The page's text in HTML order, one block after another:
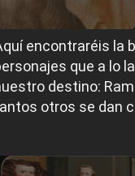
encontraréis la
que a lo
destino:
otros se dan